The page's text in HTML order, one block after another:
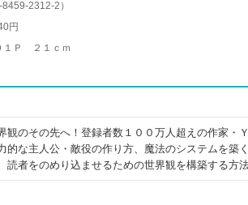
8459-2312-2 ）
円
１Ｐ ２１ｃｍ
のその先へ！登録者数１００万人超えの作家・
的な主人公・敵役の作り方、魔法のシステムを築
者をのめり込ませるための世界観を構築する方法